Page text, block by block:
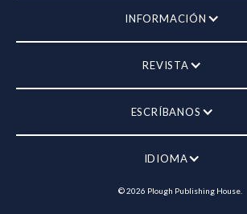
INFORMACIÓN
REVISTA
ESCRÍBANOS
IDIOMA
©2026 Plough Publishing House.